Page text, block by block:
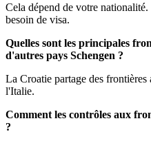
Cela dépend de votre
besoin de visa.
Quelles sont les principales
d'autres pays Schengen ?
La Croatie partage des
l'Italie.
Comment les contrôles aux
?